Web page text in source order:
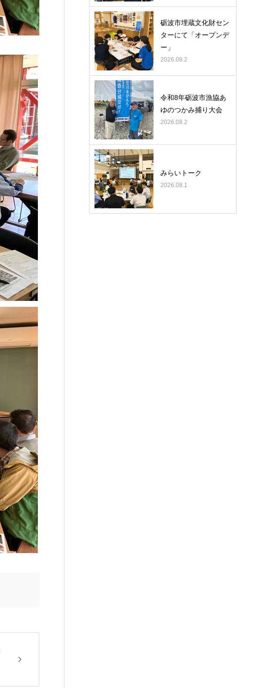
砺波市埋蔵文化財セン
ターにて「オープンデ
ー」
2026.08.2
令和8年砺波市漁協あ
ゆのつかみ捕り大会
2026.08.2
みらいトーク
2026.08.1